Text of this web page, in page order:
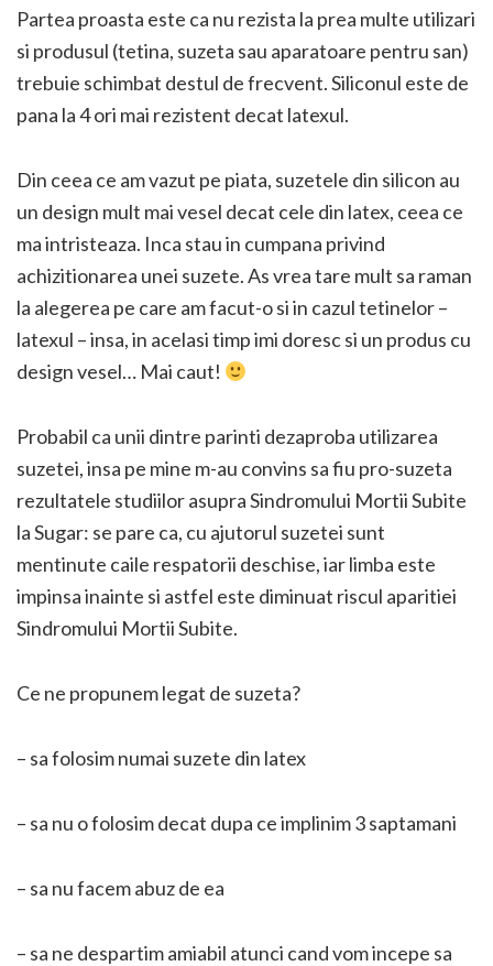
Partea proasta este ca nu rezista la prea multe utilizari
si produsul (tetina, suzeta sau aparatoare pentru san)
trebuie schimbat destul de frecvent. Siliconul este de
pana la 4 ori mai rezistent decat latexul.
Din ceea ce am vazut pe piata, suzetele din silicon au
un design mult mai vesel decat cele din latex, ceea ce
ma intristeaza. Inca stau in cumpana privind
achizitionarea unei suzete. As vrea tare mult sa raman
la alegerea pe care am facut-o si in cazul tetinelor –
latexul – insa, in acelasi timp imi doresc si un produs cu
design vesel… Mai caut!
Probabil ca unii dintre parinti dezaproba utilizarea
suzetei, insa pe mine m-au convins sa fiu pro-suzeta
rezultatele studiilor asupra Sindromului Mortii Subite
la Sugar: se pare ca, cu ajutorul suzetei sunt
mentinute caile respatorii deschise, iar limba este
impinsa inainte si astfel este diminuat riscul aparitiei
Sindromului Mortii Subite.
Ce ne propunem legat de suzeta?
– sa folosim numai suzete din latex
– sa nu o folosim decat dupa ce implinim 3 saptamani
– sa nu facem abuz de ea
– sa ne despartim amiabil atunci cand vom incepe sa